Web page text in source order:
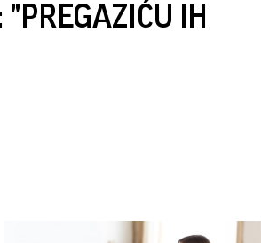
IH